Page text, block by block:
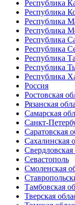
Республика
Республика
Республика
Республика
Республика
Республика
Республика
Республика
Республика
Россия
Ростовская
Рязанская
Самарская
Санкт-
Саратовская
Сахалинская
Свердловская
Севастополь
Смоленская
Тамбовская
Тверская